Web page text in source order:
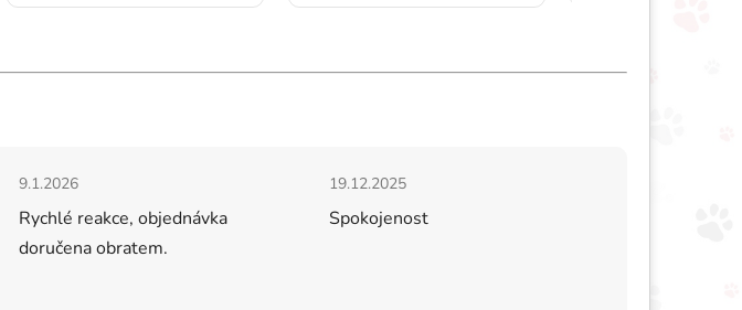
Hodnocení obchodu je 5 z 5 hvězdiček.
9.1.2026
Rychlé reakce, objednávka
doručena obratem.
Hodnocení obchodu je 5 z 5 hvězdiček.
19.12.2025
Spokojenost